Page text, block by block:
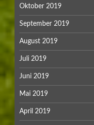
Oktober 2019
September 2019
August 2019
Juli 2019
Juni 2019
Mai 2019
April 2019